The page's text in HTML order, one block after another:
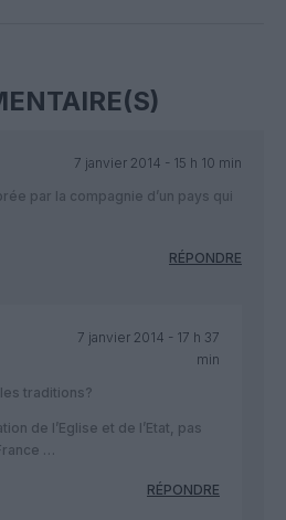
7 janvier 2014 - 15 h 10 min
par la compagnie d’un pays qui
RÉPONDRE
7 janvier 2014 - 17 h 37
min
traditions?
de l’Eglise et de l’Etat, pas
…
RÉPONDRE